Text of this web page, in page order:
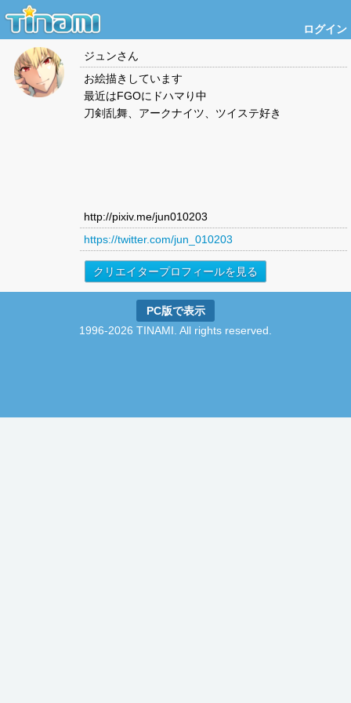
ログイン
ジュンさん
お絵描きしています
最近はFGOにドハマり中
刀剣乱舞、アークナイツ、ツイステ好き
http://pixiv.me/jun010203
https://twitter.com/jun_010203
クリエイタープロフィールを見る
PC版で表示
1996-2026 TINAMI. All rights reserved.